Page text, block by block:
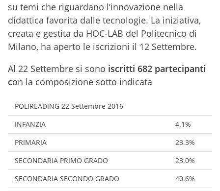
su temi che riguardano l’innovazione nella
didattica favorita dalle tecnologie. La iniziativa,
creata e gestita da HOC-LAB del Politecnico di
Milano, ha aperto le iscrizioni il 12 Settembre.
Al 22 Settembre si sono iscritti 682 partecipanti
con la composizione sotto indicata
POLIREADING 22 Settembre 2016
INFANZIA
4.1%
PRIMARIA
23.3%
SECONDARIA PRIMO GRADO
23.0%
SECONDARIA SECONDO GRADO
40.6%